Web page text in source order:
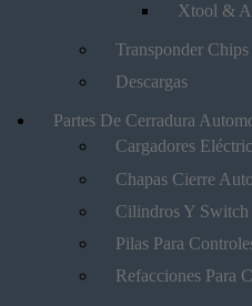
Xtool &
Transponder Chips
Descargas
Partes De Cerradura
Cargadores
Chapas Cierre
Cilindros Y Switch
Pilas Para
Refacciones Para